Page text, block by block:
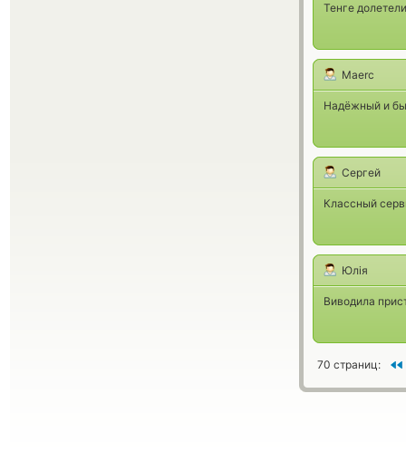
Тенге
Maerc
Надёжный и
Сергей
Классный
Юлія
Виводила
70 страниц: